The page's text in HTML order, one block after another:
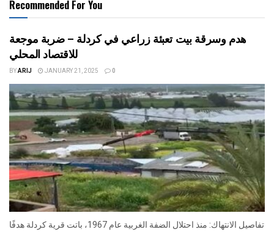
Recommended For You
هدم وسرقة بيت تعبئة زراعي في كردلة – ضربة موجعة
للاقتصاد المحلي
BYARIJ JANUARY 21, 2025 0
تفاصيل الانتهاك: منذ احتلال الضفة الغربية عام 1967، باتت قرية كردلة هدفًا